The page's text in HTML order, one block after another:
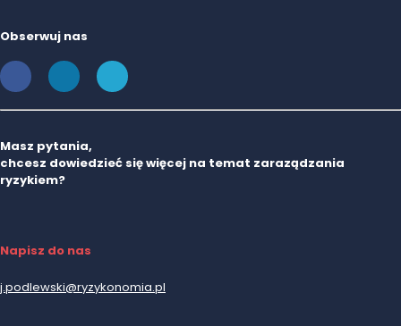
Obserwuj nas
Masz pytania,
chcesz dowiedzieć się więcej na temat zaraządzania
ryzykiem?
Napisz do nas
j.podlewski@ryzykonomia.pl